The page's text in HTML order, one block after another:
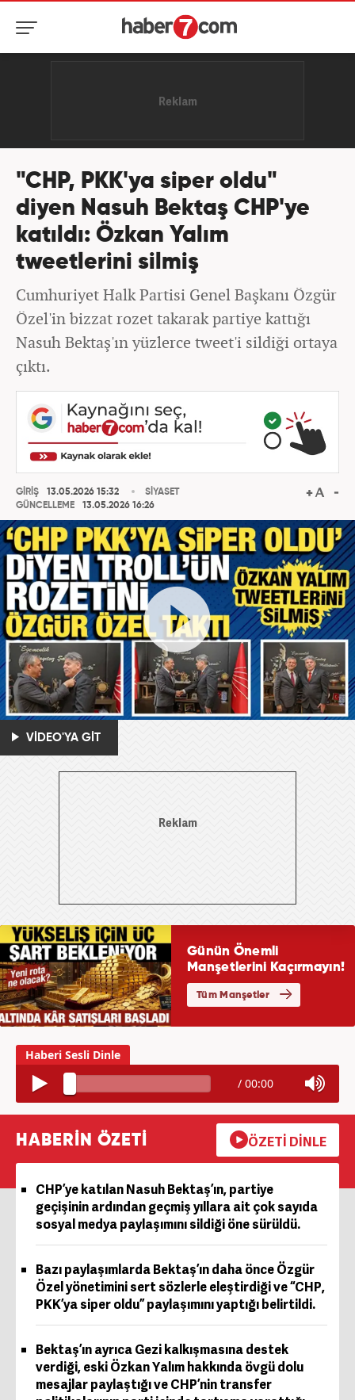
"CHP, PKK'ya siper oldu"
diyen Nasuh Bektaş CHP'ye
katıldı: Özkan Yalım
tweetlerini silmiş
Cumhuriyet Halk Partisi Genel Başkanı Özgür
Özel'in bizzat rozet takarak partiye kattığı
Nasuh Bektaş'ın yüzlerce tweet'i sildiği ortaya
çıktı.
GİRİŞ
13.05.2026 15:32
GÜNCELLEME
13.05.2026 16:26
SİYASET
VİDEO'YA GİT
/ 00:00
HABERİN ÖZETİ ÖZETİ DİNLE
CHP’ye katılan Nasuh Bektaş’ın, partiye
geçişinin ardından geçmiş yıllara ait çok sayıda
sosyal medya paylaşımını sildiği öne sürüldü.
Bazı paylaşımlarda Bektaş’ın daha önce Özgür
Özel yönetimini sert sözlerle eleştirdiği ve “CHP,
PKK’ya siper oldu” paylaşımını yaptığı belirtildi.
Bektaş’ın ayrıca Gezi kalkışmasına destek
verdiği, eski Özkan Yalım hakkında övgü dolu
mesajlar paylaştığı ve CHP’nin transfer